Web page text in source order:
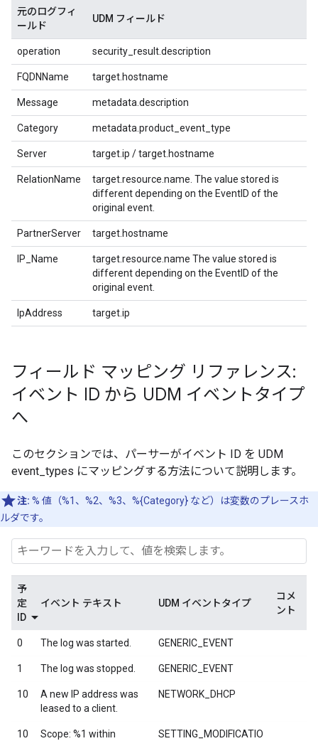
元のログフィ
ールド
UDM フィールド
operation security_result.description
FQDNName target.hostname
Message metadata.description
Category metadata.product_event_type
Server target.ip / target.hostname
RelationName
target.resource.name. The value stored is
different depending on the EventID of the
original event.
PartnerServer target.hostname
IP_Name
target.resource.name The value stored is
different depending on the EventID of the
original event.
IpAddress target.ip
フィールド マッピング リファレンス:
イベント ID から UDM イベントタイプ
へ
このセクションでは、パーサーがイベント ID を UDM
event_types にマッピングする方法について説明します。
注: % 値（%1、%2、%3、%{Category} など）は変数のプレースホ
ルダです。
予
定
ID
イベント テキスト UDM イベントタイプ
コメ
ント
0 The log was started. GENERIC_EVENT
1 The log was stopped. GENERIC_EVENT
10
A new IP address was
leased to a client.
NETWORK_DHCP
10
Scope: %1 within
SETTING_MODIFICATIO